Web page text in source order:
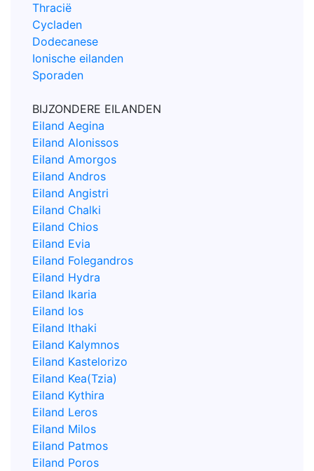
Thracië
Cycladen
Dodecanese
Ionische eilanden
Sporaden
BIJZONDERE EILANDEN
Eiland Aegina
Eiland Alonissos
Eiland Amorgos
Eiland Andros
Eiland Angistri
Eiland Chalki
Eiland Chios
Eiland Evia
Eiland Folegandros
Eiland Hydra
Eiland Ikaria
Eiland Ios
Eiland Ithaki
Eiland Kalymnos
Eiland Kastelorizo
Eiland Kea(Tzia)
Eiland Kythira
Eiland Leros
Eiland Milos
Eiland Patmos
Eiland Poros